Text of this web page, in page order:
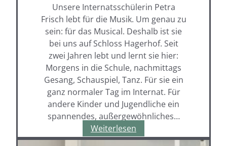
Unsere Internatsschülerin Petra
Frisch lebt für die Musik. Um genau zu
sein: für das Musical. Deshalb ist sie
bei uns auf Schloss Hagerhof. Seit
zwei Jahren lebt und lernt sie hier:
Morgens in die Schule, nachmittags
Gesang, Schauspiel, Tanz. Für sie ein
ganz normaler Tag im Internat. Für
andere Kinder und Jugendliche ein
spannendes, außergewöhnliches…
Weiterlesen
RTL